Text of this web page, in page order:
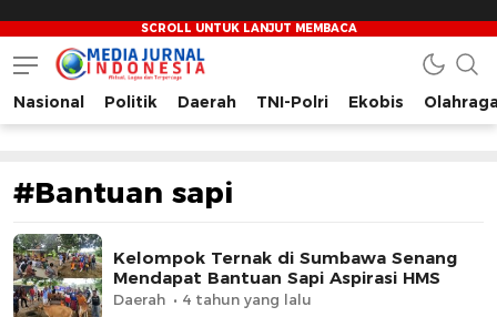
Media Jurnal Indonesia
Bersama Membangun Indonesia
Nasional Politik Daerah TNI-Polri Ekobis
#Bantuan sapi
Kelompok Ternak di Sumbawa Senang
Mendapat Bantuan Sapi Aspirasi HMS
Daerah 4 tahun yang lalu